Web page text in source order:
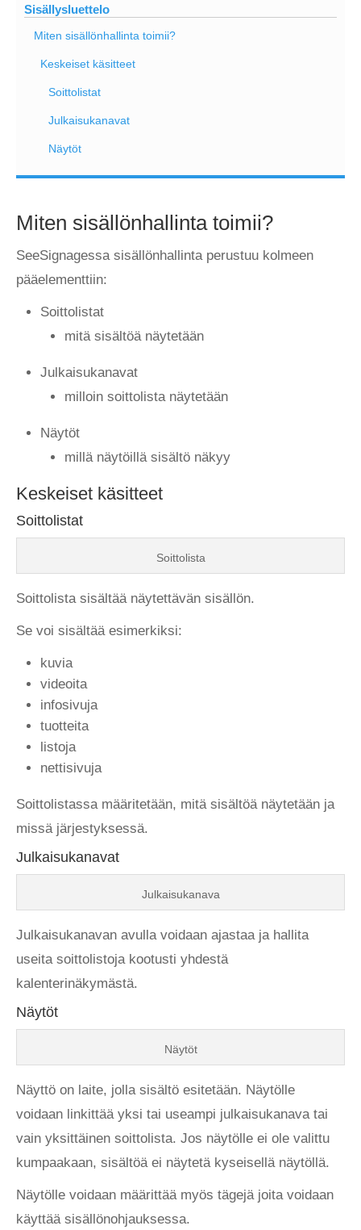
Sisällysluettelo
Miten sisällönhallinta toimii?
Keskeiset käsitteet
Soittolistat
Julkaisukanavat
Näytöt
Miten sisällönhallinta toimii?
SeeSignagessa sisällönhallinta perustuu kolmeen
pääelementtiin:
Soittolistat
mitä sisältöä näytetään
Julkaisukanavat
milloin soittolista näytetään
Näytöt
millä näytöillä sisältö näkyy
Keskeiset käsitteet
Soittolistat
Soittolista
Soittolista sisältää näytettävän sisällön.
Se voi sisältää esimerkiksi:
kuvia
videoita
infosivuja
tuotteita
listoja
nettisivuja
Soittolistassa määritetään, mitä sisältöä näytetään ja
missä järjestyksessä.
Julkaisukanavat
Julkaisukanava
Julkaisukanavan avulla voidaan ajastaa ja hallita
useita soittolistoja kootusti yhdestä
kalenterinäkymästä.
Näytöt
Näytöt
Näyttö on laite, jolla sisältö esitetään. Näytölle
voidaan linkittää yksi tai useampi julkaisukanava tai
vain yksittäinen soittolista. Jos näytölle ei ole valittu
kumpaakaan, sisältöä ei näytetä kyseisellä näytöllä.
Näytölle voidaan määrittää myös tägejä joita voidaan
käyttää sisällönohjauksessa.